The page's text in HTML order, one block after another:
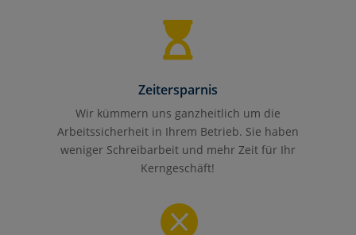

Zeitersparnis
Wir kümmern uns ganzheitlich um die
Arbeitssicherheit in Ihrem Betrieb. Sie haben
weniger Schreibarbeit und mehr Zeit für Ihr
Kerngeschäft!
